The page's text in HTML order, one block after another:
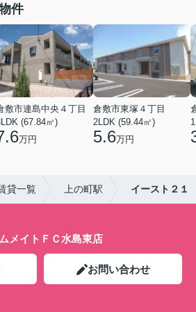
件
敷市連島中央４丁目
(67.84㎡)
万円
倉敷市東塚４丁目
2LDK (59.44㎡)
5.6万円
貸一覧 上の町駅 イースト２１
メイトＦＣ水島東店
お問い合わせ